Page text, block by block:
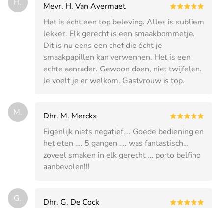
H.
Mevr. H. Van Avermaet
Het is écht een top beleving. Alles is subliem
lekker. Elk gerecht is een smaakbommetje.
Dit is nu eens een chef die écht je
smaakpapillen kan verwennen. Het is een
echte aanrader. Gewoon doen, niet twijfelen.
Je voelt je er welkom. Gastvrouw is top.
M.
Dhr. M. Merckx
Eigenlijk niets negatief…. Goede bediening en
het eten …. 5 gangen …. was fantastisch…
zoveel smaken in elk gerecht … porto belfino
aanbevolen!!!
G. Dhr. G. De Cock